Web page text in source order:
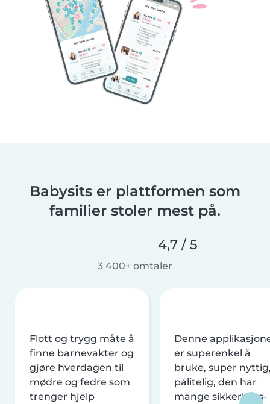
Babysits er plattformen som
familier stoler mest på.
4,7 / 5
3 400+ omtaler
Flott og trygg måte å
finne barnevakter og
gjøre hverdagen til
mødre og fedre som
trenger hjelp
Denne
er superenkel å
bruke, super
pålitelig, den har
mange sikkerhets-